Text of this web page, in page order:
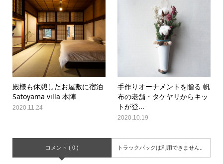
殿様も休憩したお屋敷に宿泊
Satoyama villa 本陣
2020.11.24
手作りオーナメントを贈る 帆
布の老舗・タケヤリからキッ
トが登...
2020.10.19
コメント ( 0 ) トラックバックは利用できません。